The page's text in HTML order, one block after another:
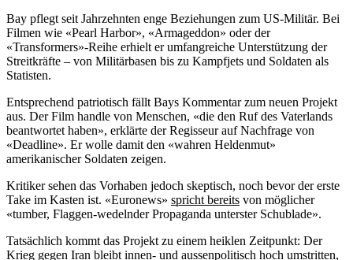
Bay pflegt seit Jahrzehnten enge Beziehungen zum US-Militär. Bei
Filmen wie «Pearl Harbor», «Armageddon» oder der
«Transformers»-Reihe erhielt er umfangreiche Unterstützung der
Streitkräfte – von Militärbasen bis zu Kampfjets und Soldaten als
Statisten.
Entsprechend patriotisch fällt Bays Kommentar zum neuen Projekt
aus. Der Film handle von Menschen, «die den Ruf des Vaterlands
beantwortet haben», erklärte der Regisseur auf Nachfrage von
«Deadline». Er wolle damit den «wahren Heldenmut»
amerikanischer Soldaten zeigen.
Kritiker sehen das Vorhaben jedoch skeptisch, noch bevor der erste
Take im Kasten ist. «Euronews» spricht bereits von möglicher
«tumber, Flaggen-wedelnder Propaganda unterster Schublade».
Tatsächlich kommt das Projekt zu einem heiklen Zeitpunkt: Der
Krieg gegen Iran bleibt innen- und aussenpolitisch hoch umstritten,